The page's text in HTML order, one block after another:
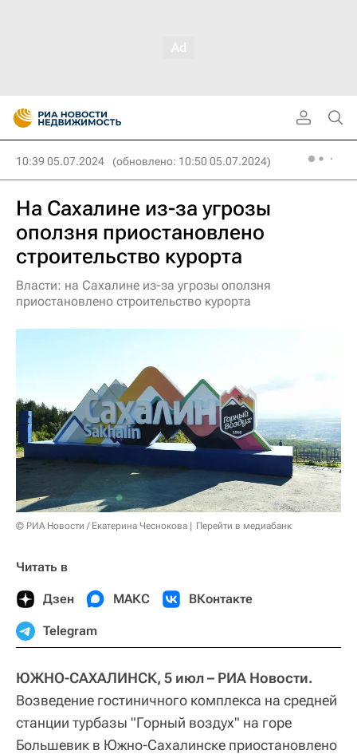
10:39 05.07.2024 (обновлено: 10:50 05.07.2024)
На Сахалине из-за угрозы
оползня приостановлено
строительство курорта
Власти: на Сахалине из-за угрозы оползня
приостановлено строительство курорта
© РИА Новости / Екатерина Чеснокова Перейти в медиабанк
Читать в
Дзен МАКС ВКонтакте
Telegram
ЮЖНО-САХАЛИНСК, 5 июл – РИА Новости.
Возведение гостиничного комплекса на средней
станции турбазы "Горный воздух" на горе
Большевик в Южно-Сахалинске приостановлено